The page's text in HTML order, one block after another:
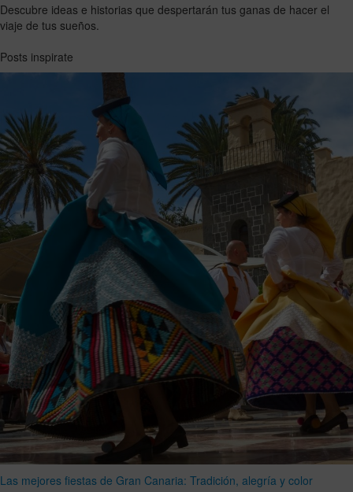
Descubre ideas e historias que despertarán tus ganas de hacer el
viaje de tus sueños.
Posts inspirate
Las mejores fiestas de Gran Canaria: Tradición, alegría y color